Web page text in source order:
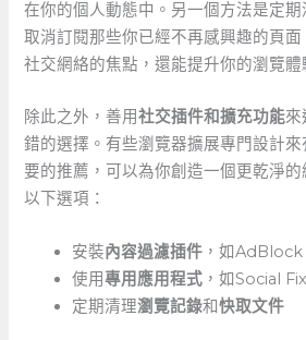
在你的個人動態中。另一個方法是定期
取消訂閱那些你已經不再感興趣的頁
社交網絡的焦點，還能提升你的瀏覽體
除此之外，善用社交插件和擴充功能來
錯的選擇。有些瀏覽器擴展專門設計
要的推薦，可以為你創造一個更乾淨
以下選項：
安裝內容過濾插件 ，如
使用專用應用程式 ，如Social
定期清理瀏覽記錄和快取文件